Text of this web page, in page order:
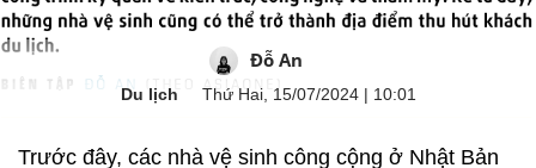
Đỗ An
Du lịch Thứ Hai, 15/07/2024 | 10:01
Trước đây, các nhà vệ sinh công cộng ở Nhật Bản